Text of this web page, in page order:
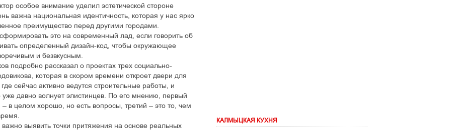
особое внимание уделил эстетической стороне
важна национальная идентичность, которая у нас ярко
преимущество перед другими городами.
это на современный лад, если говорить об
определенный дизайн-код, чтобы окружающее
и безвкусным.
подробно рассказал о проектах трех социально-
которая в скором времени откроет двери для
сейчас активно ведутся строительные работы, и
уже давно волнует элистинцев. По его мнению, первый
в целом хорошо, но есть вопросы, третий – это то, чем
выявить точки притяжения на основе реальных
КАЛМЫЦКАЯ КУХНЯ